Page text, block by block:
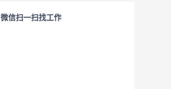
微信扫一扫找工作